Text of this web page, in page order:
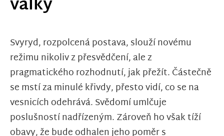
Svyryd, rozpolcená postava, slouží novému
režimu nikoliv z přesvědčení, ale z
pragmatického rozhodnutí, jak přežít. Částečně
se mstí za minulé křivdy, přesto vidí, co se na
vesnicích odehrává. Svědomí umlčuje
poslušností nadřízeným. Zároveň ho však tíží